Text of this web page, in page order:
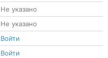
Не указано
Не указано
Войти
Войти